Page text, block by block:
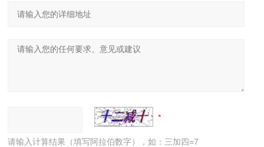
请输入计算结果（填写阿拉伯数字），如：三加四=7